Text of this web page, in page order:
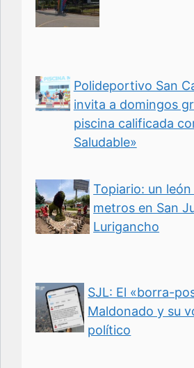
Polideportivo San
invita a domingos
piscina calificada
Saludable»
Topiario: un
metros en San
Lurigancho
SJL: El «borra-
Maldonado y su
político